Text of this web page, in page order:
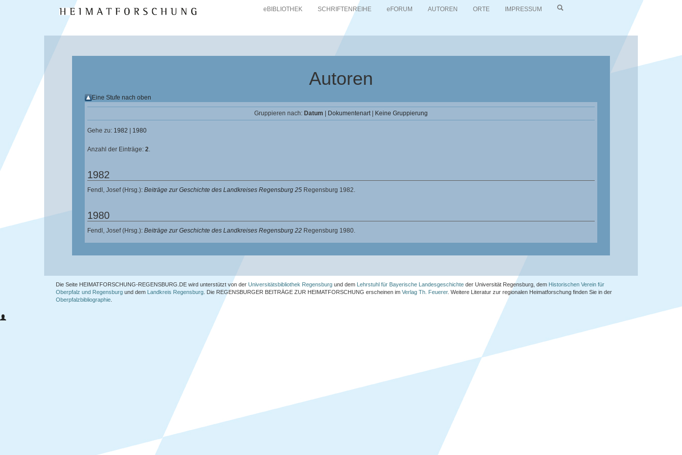
eBIBLIOTHEK SCHRIFTENREIHE eFORUM AUTOREN ORTE IMPRESSUM
Autoren
Eine Stufe nach oben
Gruppieren nach: Datum Dokumentenart| Keine Gruppierung
Gehe zu: 1982 1980
Anzahl der Einträge: 2.
1982
Fendl, Josef(Hrsg.): Beiträge zur Geschichte des Landkreises Regensburg 25 Regensburg 1982.
1980
Fendl, Josef(Hrsg.): Beiträge zur Geschichte des Landkreises Regensburg 22 Regensburg 1980.
Die Seite HEIMATFORSCHUNG-REGENSBURG.DE wird unterstützt von der Universitätsbibliothek Regensburg und dem Lehrstuhl für Bayerische Landesgeschichte der Universität Regensburg, dem Historischen Verein für
Oberpfalz und Regensburg und dem Landkreis Regensburg . Die REGENSBURGER BEITRÄGE ZUR HEIMATFORSCHUNG erscheinen im Verlag Th. Feuerer. Weitere Literatur zur regionalen Heimatforschung finden Sie in der
Oberpfalzbibliographie